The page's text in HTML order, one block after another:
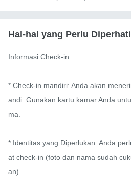
Hal-hal yang Perlu
Informasi Check-in
* Check-in mandiri: Anda akan
andi. Gunakan kartu kamar Anda
ma.
* Identitas yang Diperlukan: Anda
at check-in (foto dan nama sudah
an).